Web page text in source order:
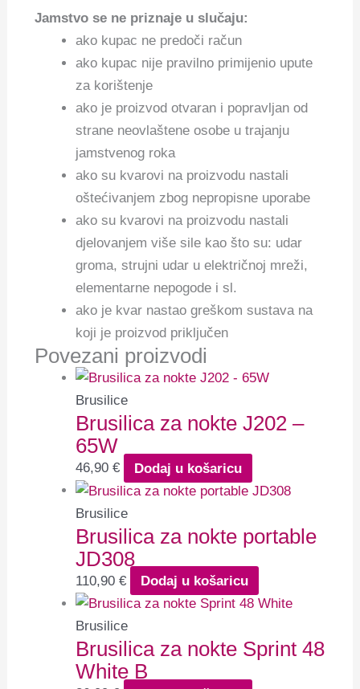
Jamstvo se ne priznaje u slučaju:
ako kupac ne predoči račun
ako kupac nije pravilno primijenio upute
za korištenje
ako je proizvod otvaran i popravljan od
strane neovlaštene osobe u trajanju
jamstvenog roka
ako su kvarovi na proizvodu nastali
oštećivanjem zbog nepropisne uporabe
ako su kvarovi na proizvodu nastali
djelovanjem više sile kao što su: udar
groma, strujni udar u električnoj mreži,
elementarne nepogode i sl.
ako je kvar nastao greškom sustava na
koji je proizvod priključen
Povezani proizvodi
Brusilice
Brusilica za nokte J202 –
65W
46,90€ Dodaj u košaricu
Brusilice
Brusilica za nokte portable
JD308
110,90€ Dodaj u košaricu
Brusilice
Brusilica za nokte Sprint 48
White B